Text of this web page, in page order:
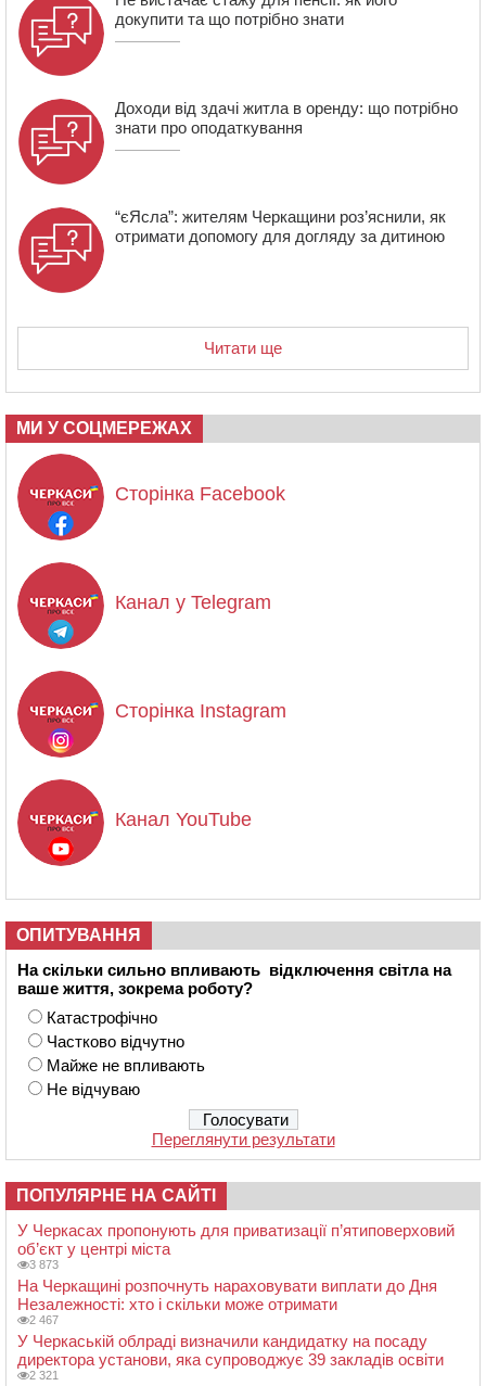
18:23
Зарядка, йога, сапи та нові знайомства: у Черкасах
закрили сезон літнього табору для людей поважного
віку
докупити та що потрібно знати
Доходи від здачі житла в оренду: що потрібно
знати про оподаткування
“єЯсла”: жителям Черкащини роз’яснили, як
отримати допомогу для догляду за дитиною
Читати ще
МИ У СОЦМЕРЕЖАХ
Сторінка Facebook
Канал у Telegram
Сторінка Instagram
Канал YouTube
ОПИТУВАННЯ
На скільки сильно впливають відключення світла на
ваше життя, зокрема роботу?
Катастрофічно
Частково відчутно
Майже не впливають
Не відчуваю
Переглянути результати
ПОПУЛЯРНЕ НА САЙТІ
У Черкасах пропонують для приватизації п’ятиповерховий
об’єкт у центрі міста
3 873
На Черкащині розпочнуть нараховувати виплати до Дня
Незалежності: хто і скільки може отримати
2 467
У Черкаській облраді визначили кандидатку на посаду
директора установи, яка супроводжує 39 закладів освіти
2 321